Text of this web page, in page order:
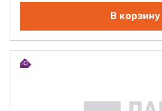
В корзину